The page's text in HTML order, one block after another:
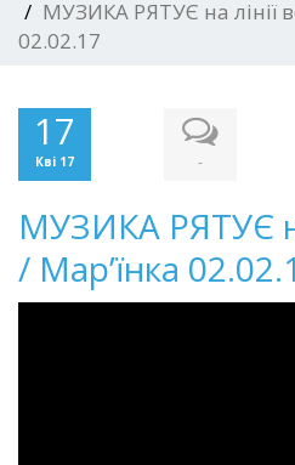
МУЗИКА РЯТУЄ на лінії
02.02.17
17
Кві 17 -
МУЗИКА РЯТУЄ
/ Мар’їнка